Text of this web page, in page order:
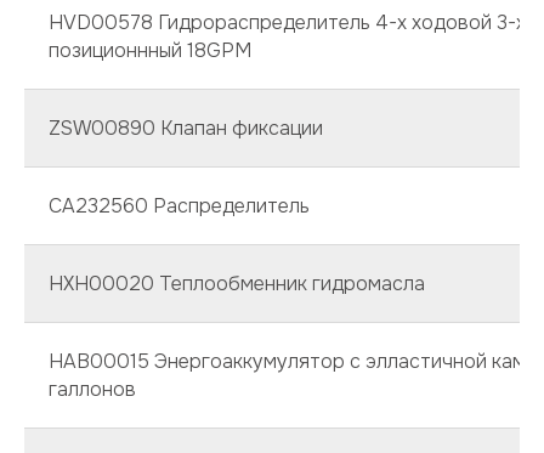
HVD00578 Гидрораспределитель 4-х ходовой 3-х
позиционнный 18GPM
ZSW00890 Клапан фиксации
CA232560 Распределитель
HXH00020 Теплообменник гидромасла
НАВ00015 Энергоаккумулятор с элластичной
галлонов